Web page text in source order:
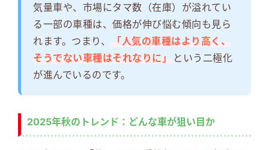
気量車や、市場にタマ数（在庫）が溢れてい
る一部の車種は、価格が伸び悩む傾向も見ら
れます。つまり、 「人気の車種はより高く、
そうでない車種はそれなりに」 という二極化
が進んでいるのです。
2025年秋のトレンド：どんな車が狙い目か